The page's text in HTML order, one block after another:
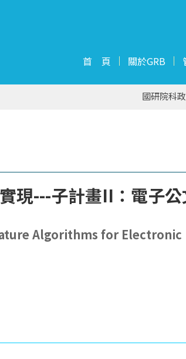
首 頁 關於GRB
國研院科
現---子計畫II：電子
Algorithms for Electronic